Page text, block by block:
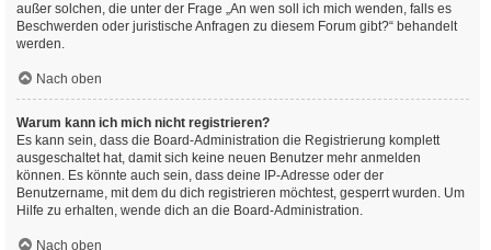
außer solchen, die unter der Frage „An wen soll ich mich wenden, falls es
Beschwerden oder juristische Anfragen zu diesem Forum gibt?“ behandelt
werden.
Nach oben
Warum kann ich mich nicht registrieren?
Es kann sein, dass die Board-Administration die Registrierung komplett
ausgeschaltet hat, damit sich keine neuen Benutzer mehr anmelden
können. Es könnte auch sein, dass deine IP-Adresse oder der
Benutzername, mit dem du dich registrieren möchtest, gesperrt wurden. Um
Hilfe zu erhalten, wende dich an die Board-Administration.
Nach oben